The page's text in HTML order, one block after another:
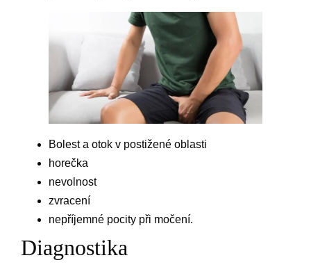
Bolest a otok v postižené oblasti
horečka
nevolnost
zvracení
nepříjemné pocity při močení.
Diagnostika